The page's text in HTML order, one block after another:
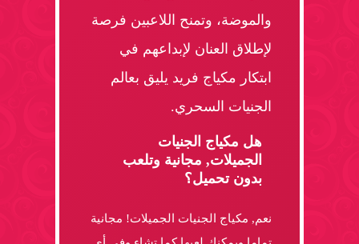
والموضة، وتمنح اللاعبين فرصة
لإطلاق العنان لإبداعهم في
ابتكار مكياج فريد يليق بعالم
الجنيات السحري.
هل مكياج الجنيات
الجميلات, مجانية وتلعب
بدون تحميل؟
نعم, مكياج الجنيات الجميلات! مجانية